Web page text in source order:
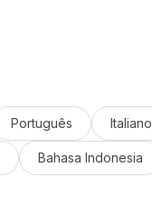
Português Italiano
Bahasa Indonesia